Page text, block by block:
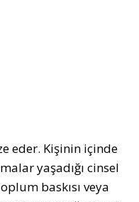
eder. Kişinin içinde
yaşadığı cinsel
baskısı veya